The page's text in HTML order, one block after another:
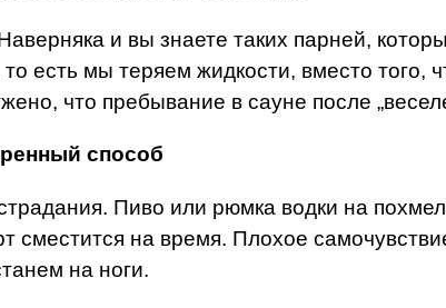
и вы знаете таких парней,
есть мы теряем жидкости, вместо
что пребывание в сауне после
способ
Пиво или рюмка водки на
сместится на время. Плохое
на ноги.